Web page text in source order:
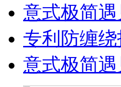
意式极简
专利防缠
意式极简